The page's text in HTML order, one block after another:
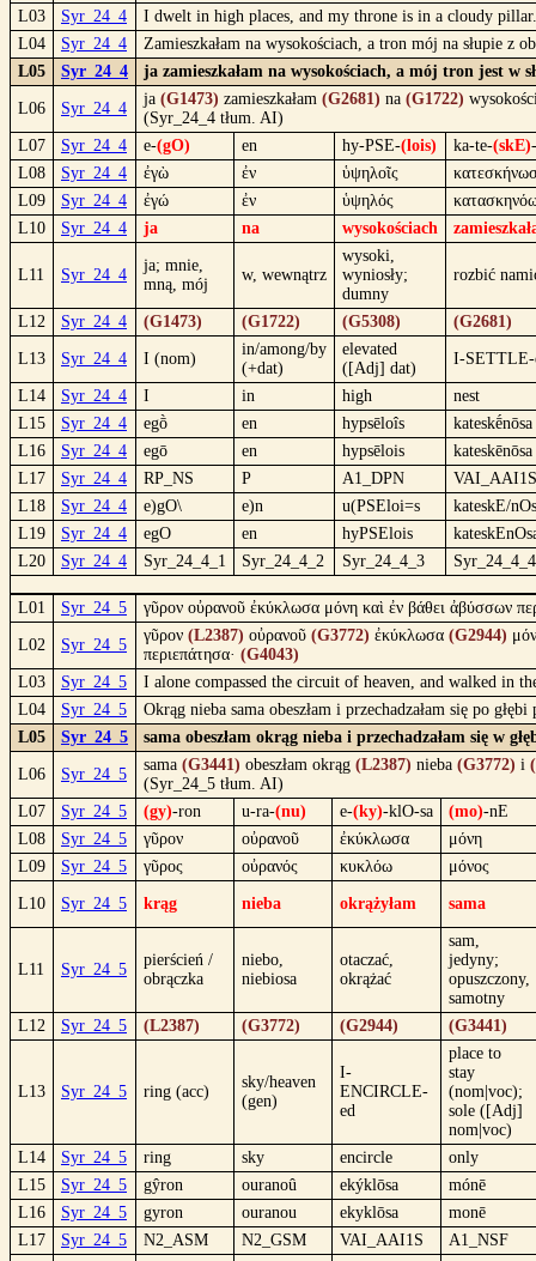
L03
Syr_24_4
I dwelt in high places, and my throne is in a cloudy
L04
Syr_24_4
Zamieszkałam na wysokościach, a tron mój na słupie z
L05
Syr_24_4 ja zamieszkałam na wysokościach, a mój tron jest w
L06 Syr_24_4
ja (G1473) zamieszkałam (G2681) na (G1722)
(Syr_24_4 tłum. AI)
L07
Syr_24_4 e-(gO) en hy-PSE-(lois) ka-te-(skE)
L08
Syr_24_4 ἐγὼ ἐν ὑψηλοῖς
L09
Syr_24_4 ἐγώ ἐν ὑψηλός
L10
Syr_24_4 ja na wysokościach
L11 Syr_24_4
ja; mnie,
mną, mój
w, wewnątrz
wysoki,
wyniosły;
dumny
rozbić
L12 Syr_24_4 (G1473) (G1722) (G5308) (G2681)
L13 Syr_24_4 I (nom)
in/among/by
(+dat)
elevated
([Adj] dat)
I-SETTLE-
L14 Syr_24_4 I in high
nest
L15
Syr_24_4 egṑ en hypsēloîs
kateskḗnōsa
L16
Syr_24_4 egō en hypsēlois
kateskēnōsa
L17
Syr_24_4 RP_NS P A1_DPN
VAI_AAI1S
L18
Syr_24_4 e)gO\ e)n u(PSEloi=s
kateskE/
L19
Syr_24_4 egO en hyPSElois
L20
Syr_24_4 Syr_24_4_1 Syr_24_4_2 Syr_24_4_3 Syr_24_4_4
L01 Syr_24_5 γῦρον οὐρανοῦ ἐκύκλωσα μόνη καὶ ἐν βάθει ἀβύσσων
L02 Syr_24_5
γῦρον (L2387) οὐρανοῦ (G3772) ἐκύκλωσα (G2944)
περιεπάτησα· (G4043)
L03
Syr_24_5
I alone compassed the circuit of heaven, and walked in
L04
Syr_24_5
Okrąg nieba sama obeszłam i przechadzałam się po
L05
Syr_24_5 sama obeszłam okrąg nieba i przechadzałam się w
L06 Syr_24_5
sama (G3441) obeszłam okrąg (L2387) nieba (G3772) i
(Syr_24_5 tłum. AI)
L07
Syr_24_5 (gy)-ron u-ra-(nu) e-(ky)-klO-sa (mo)-nE
L08
Syr_24_5 γῦρον οὐρανοῦ ἐκύκλωσα
μόνη
L09
Syr_24_5 γῦρος οὐρανός κυκλόω μόνος
L10 Syr_24_5 krąg nieba okrążyłam sama
L11 Syr_24_5
pierścień /
obrączka
niebo,
niebiosa
otaczać,
okrążać
sam,
jedyny;
opuszczony,
samotny
L12
Syr_24_5 (L2387) (G3772) (G2944) (G3441)
L13 Syr_24_5 ring (acc)
sky/heaven
(gen)
I-
ENCIRCLE-
ed
place to
stay
(nom|voc);
sole ([Adj]
nom|voc)
L14
Syr_24_5 ring sky encircle
only
L15
Syr_24_5 gŷron ouranoû ekýklōsa
mónē
L16
Syr_24_5 gyron ouranou ekyklōsa
monē
L17
Syr_24_5 N2_ASM N2_GSM VAI_AAI1S
A1_NSF